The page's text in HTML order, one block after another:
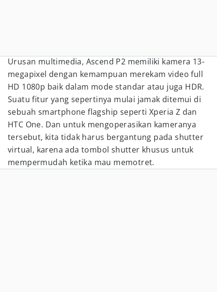
Urusan multimedia, Ascend P2 memiliki kamera 13-
megapixel dengan kemampuan merekam video full
HD 1080p baik dalam mode standar atau juga HDR.
Suatu fitur yang sepertinya mulai jamak ditemui di
sebuah smartphone flagship seperti Xperia Z dan
HTC One. Dan untuk mengoperasikan kameranya
tersebut, kita tidak harus bergantung pada shutter
virtual, karena ada tombol shutter khusus untuk
mempermudah ketika mau memotret.